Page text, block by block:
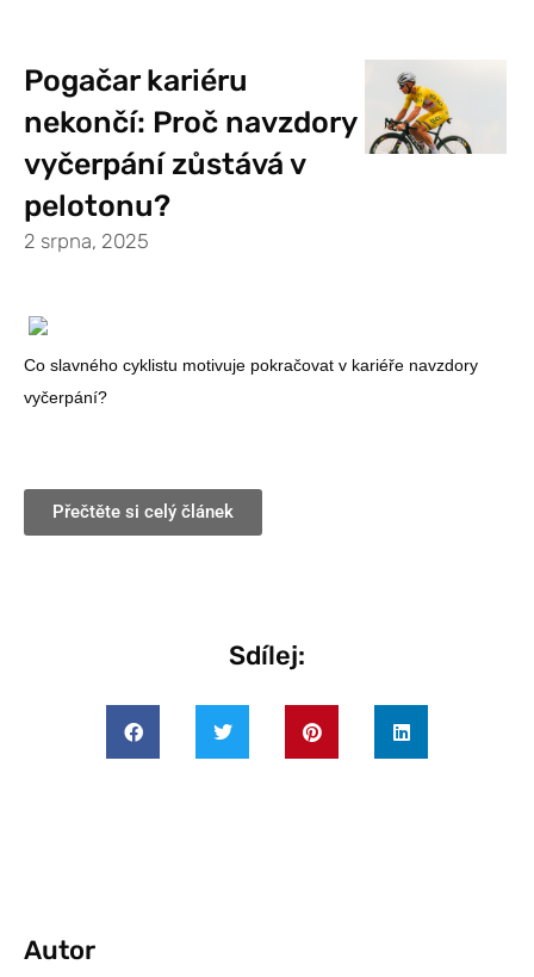
Pogačar kariéru
nekončí: Proč navzdory
vyčerpání zůstává v
pelotonu?
2 srpna, 2025
Co slavného cyklistu motivuje pokračovat v kariéře navzdory
vyčerpání?
Přečtěte si celý článek
Sdílej:
Autor